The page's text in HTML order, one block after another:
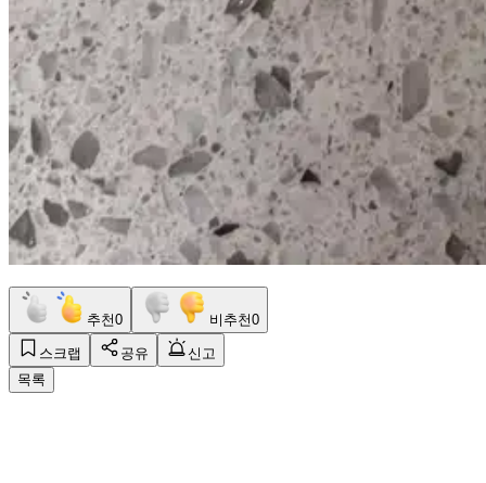
추천0 비추천0
스크랩 공유
신고
목록